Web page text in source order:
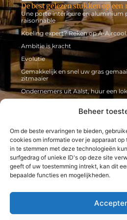
Beheer
Om de beste ervaringen te bieden,
cookies om informatie over je apparaat
in te stemmen met deze technologieën
surfgedrag of unieke ID's op deze site
geeft of uw toestemming intrekt, kan dit
bepaalde functies en mogelijkheden.
De best gelezen stukken op een
Une porte intérieure en aluminium
raisonnable
Koeling expert? Reken op A-
Ambitie is kracht
Evolutie
Gemakkelijk en snel uw gras
zitmaaier
Ondernemers uit Aalst, huur een